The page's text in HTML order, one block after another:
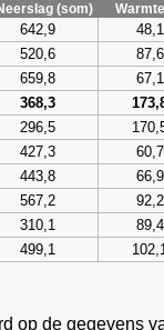
(som)
642,9 48,1
520,6 87,6
659,8 67,1
368,3
296,5
427,3 60,7
443,8 66,9
567,2 92,2
310,1 89,4
499,1
op de gegevens